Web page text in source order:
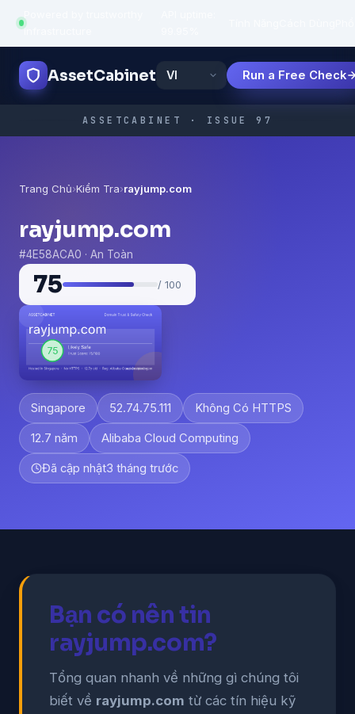
infrastructure
AssetCabinet Run a Free Check
ASSETCABINET · ISSUE 97
Trang Chủ›Kiểm Tra›rayjump.com
rayjump.com
#4E58ACA0 · An Toàn
75 / 100
Singapore 52.74.75.111 Không Có HTTPS
12.7 năm Alibaba Cloud Computing
Đã cập nhật3 tháng trước
Bạn có nên tin
rayjump.com?
Tổng quan nhanh về những gì chúng tôi
biết về rayjump.com từ các tín hiệu kỹ